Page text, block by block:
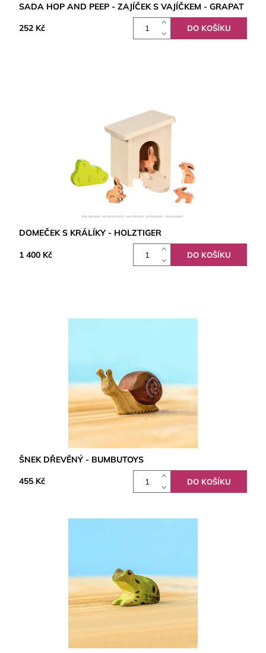
SADA HOP AND PEEP - ZAJÍČEK S VAJÍČKEM - GRAPAT
252 Kč
DOMEČEK S KRÁLÍKY - HOLZTIGER
1 400 Kč
ŠNEK DŘEVĚNÝ - BUMBUTOYS
455 Kč